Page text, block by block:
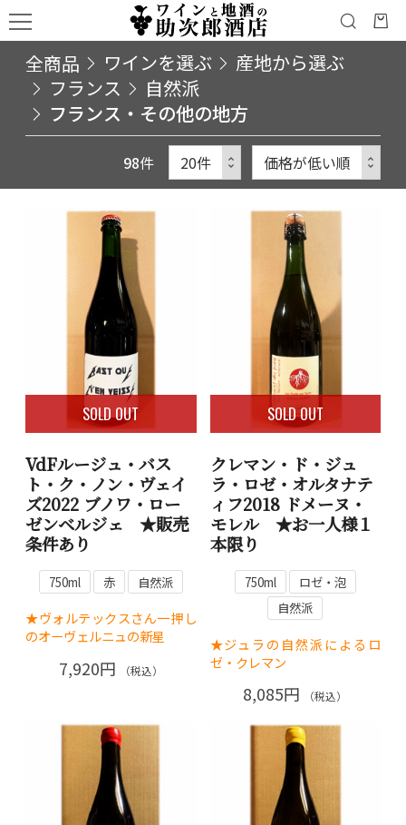
全商品 ワインを選ぶ
産地から選ぶ
フランス
自然派
フランス・その他の地方
98件
SOLD OUT
VdFルージュ・バス
ト・ク・ノン・ヴェイ
ズ2022 ブノワ・ロー
ゼンベルジェ ★販売
条件あり
750ml 赤 自然派
★ヴォルテックスさん一押し
のオーヴェルニュの新星
7,920円 （税込）
SOLD OUT
クレマン・ド・ジュ
ラ・ロゼ・オルタナテ
ィフ2018 ドメーヌ・
モレル ★お一人様１
本限り
750ml
ロゼ・泡
自然派
★ジュラの自然派によるロ
ゼ・クレマン
8,085円 （税込）